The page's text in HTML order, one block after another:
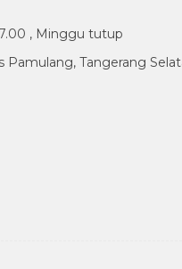
, Minggu tutup
Pamulang, Tangerang